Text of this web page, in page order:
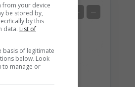
+ −
your device
be stored by,
by this
data. List of
basis of legitimate
below. Look
to manage or